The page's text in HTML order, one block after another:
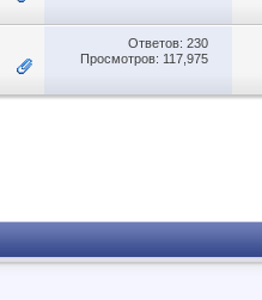
Ответов: 230
Просмотров: 117,975